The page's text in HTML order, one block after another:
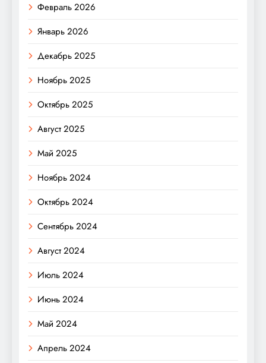
Февраль 2026
Январь 2026
Декабрь 2025
Ноябрь 2025
Октябрь 2025
Август 2025
Май 2025
Ноябрь 2024
Октябрь 2024
Сентябрь 2024
Август 2024
Июль 2024
Июнь 2024
Май 2024
Апрель 2024